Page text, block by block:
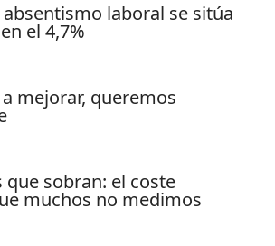
el 4,7%
muchos no medimos